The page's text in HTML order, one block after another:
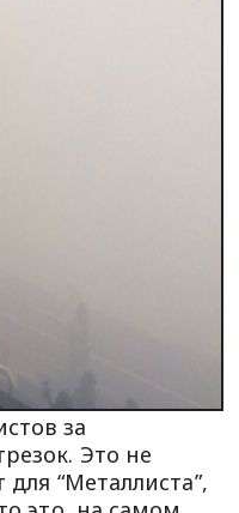
за
Это не
“Металлиста”,